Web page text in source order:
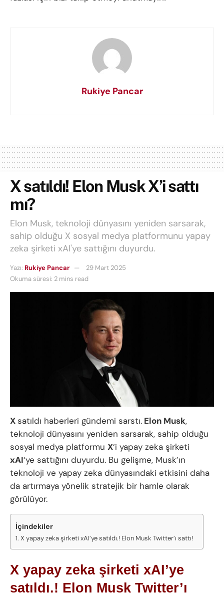
Rukiye Pancar
X satıldı! Elon Musk X’i sattı
mı?
Elon Musk, teknoloji dünyasını yeniden sarsarak,
sahip olduğu X sosyal medya platformunu yapay
zeka şirketi xAI'ye sattığını duyurdu.
Yazı: Rukiye Pancar
29 Mart 2025
Okuma süresi: 2 mins read
Xsatıldı haberleri gündemi sarstı. Elon Musk,
teknoloji dünyasını yeniden sarsarak, sahip olduğu
sosyal medya platformu X‘i yapay zeka şirketi
xAI‘ye sattığını duyurdu. Bu gelişme, Musk’ın
teknoloji ve yapay zeka dünyasındaki etkisini daha
da artırmaya yönelik stratejik bir hamle olarak
görülüyor.
İçindekiler
X yapay zeka şirketi xAI’ye satıldı.! Elon Musk Twitter’ı sattı!
X yapay zeka şirketi xAI’ye
satıldı.! Elon Musk Twitter’ı